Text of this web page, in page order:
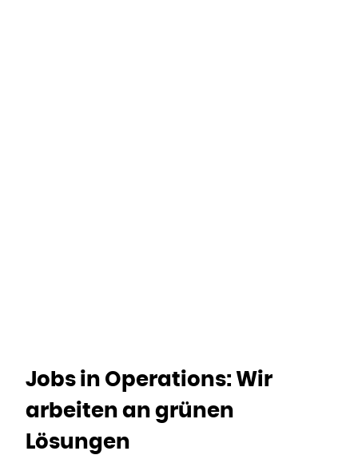
Jobs in Operations: Wir
arbeiten an grünen
Lösungen